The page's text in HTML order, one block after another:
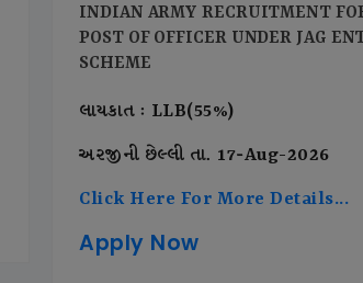
INDIAN ARMY RECRUITMENT
POST OF OFFICER UNDER JAG
SCHEME
લાયકાત : LLB(55%)
અરજીની છેલ્લી તા. 17-Aug-2026
Click Here For More Details...
Apply Now